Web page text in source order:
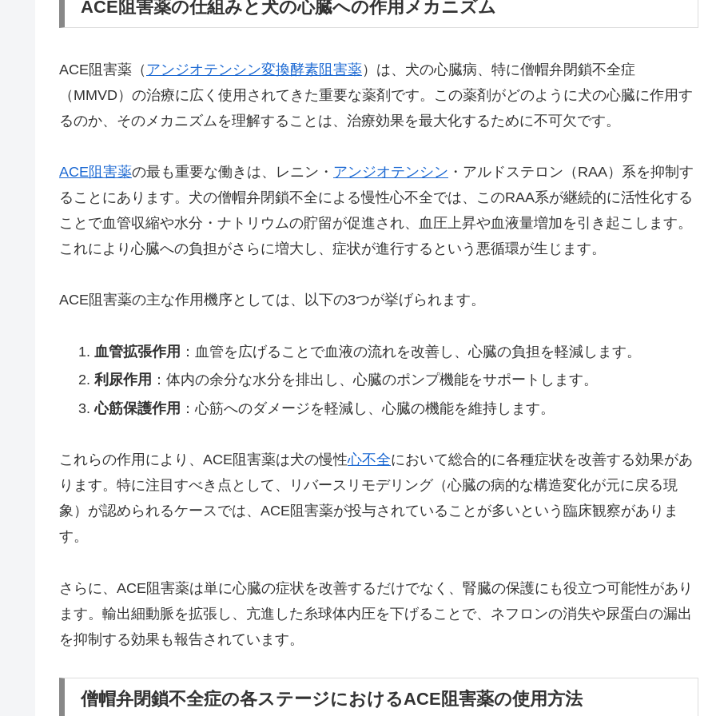
ACE阻害薬の仕組みと犬の心臓への作用メカニズム
ACE阻害薬（ アンジオテンシン変換酵素阻害薬）は、犬の心臓病、特に僧帽弁閉鎖不全症
（MMVD）の治療に広く使用されてきた重要な薬剤です。この薬剤がどのように犬の心臓に作用す
るのか、そのメカニズムを理解することは、治療効果を最大化するために不可欠です。
ACE阻害薬の最も重要な働きは、レニン・ アンジオテンシン ・アルドステロン（RAA）系を抑制す
ることにあります。犬の僧帽弁閉鎖不全による慢性心不全では、このRAA系が継続的に活性化する
ことで血管収縮や水分・ナトリウムの貯留が促進され、血圧上昇や血液量増加を引き起こします。
これにより心臓への負担がさらに増大し、症状が進行するという悪循環が生じます。
ACE阻害薬の主な作用機序としては、以下の3つが挙げられます。
血管拡張作用 ：血管を広げることで血液の流れを改善し、心臓の負担を軽減します。
利尿作用 ：体内の余分な水分を排出し、心臓のポンプ機能をサポートします。
心筋保護作用 ：心筋へのダメージを軽減し、心臓の機能を維持します。
これらの作用により、ACE阻害薬は犬の慢性心不全において総合的に各種症状を改善する効果があ
ります。特に注目すべき点として、リバースリモデリング（心臓の病的な構造変化が元に戻る現
象）が認められるケースでは、ACE阻害薬が投与されていることが多いという臨床観察がありま
す。
さらに、ACE阻害薬は単に心臓の症状を改善するだけでなく、腎臓の保護にも役立つ可能性があり
ます。輸出細動脈を拡張し、亢進した糸球体内圧を下げることで、ネフロンの消失や尿蛋白の漏出
を抑制する効果も報告されています。
僧帽弁閉鎖不全症の各ステージにおけるACE阻害薬の使用方法